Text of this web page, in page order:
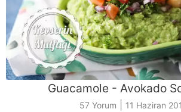
Guacamole - Avokado
57 Yorum 11 Haziran